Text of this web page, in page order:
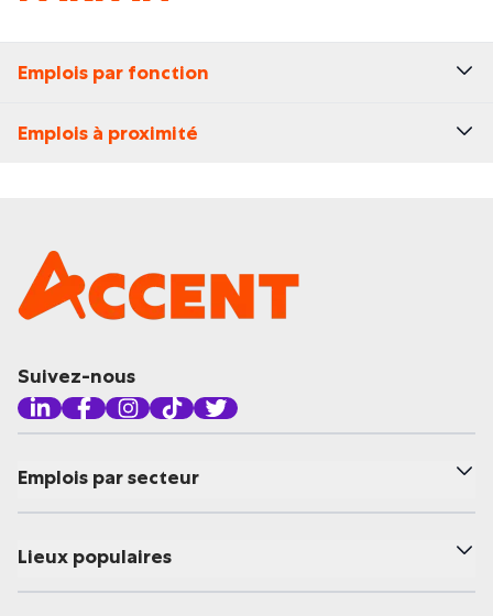
Emplois par fonction
Emplois à proximité
Suivez-nous
Emplois par secteur
Lieux populaires